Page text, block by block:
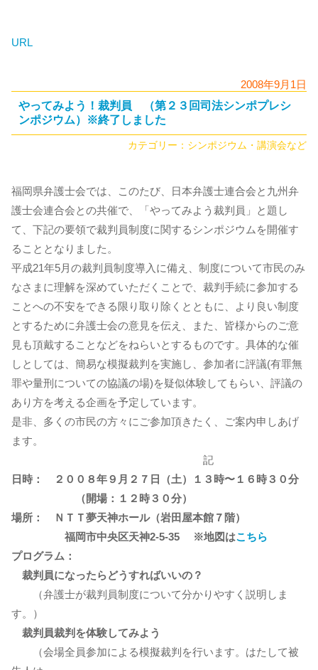
URL
2008年9月1日
やってみよう！裁判員 （第２３回司法シンポプレシ
ンポジウム）※終了しました
カテゴリー： シンポジウム・講演会など
福岡県弁護士会では、このたび、日本弁護士連合会と九州弁
護士会連合会との共催で、「やってみよう裁判員」と題し
て、下記の要領で裁判員制度に関するシンポジウムを開催す
ることとなりました。
平成21年5月の裁判員制度導入に備え、制度について市民のみ
なさまに理解を深めていただくことで、裁判手続に参加する
ことへの不安をできる限り取り除くとともに、より良い制度
とするために弁護士会の意見を伝え、また、皆様からのご意
見も頂戴することなどをねらいとするものです。具体的な催
しとしては、簡易な模擬裁判を実施し、参加者に評議(有罪無
罪や量刑についての協議の場)を疑似体験してもらい、評議の
あり方を考える企画を予定しています。
是非、多くの市民の方々にご参加頂きたく、ご案内申しあげ
ます。
記
日時： ２００８年９月２７日（土）１３時〜１６時３０分
（開場：１２時３０分）
場所： ＮＴＴ夢天神ホール（岩田屋本館７階）
福岡市中央区天神2-5-35 ※地図はこちら
プログラム：
裁判員になったらどうすればいいの？
（弁護士が裁判員制度について分かりやすく説明しま
す。）
裁判員裁判を体験してみよう
（会場全員参加による模擬裁判を行います。はたして被